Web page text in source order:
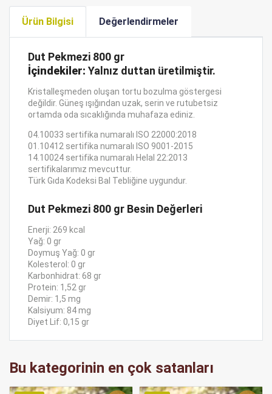
Ürün Bilgisi Değerlendirmeler
Dut Pekmezi 800 gr
İçindekiler: Yalnız duttan üretilmiştir.
Kristalleşmeden oluşan tortu bozulma göstergesi
değildir. Güneş ışığından uzak, serin ve rutubetsiz
ortamda oda sıcaklığında muhafaza ediniz.
04.10033 sertifika numaralı ISO 22000:2018
01.10412 sertifika numaralı ISO 9001-2015
14.10024 sertifika numaralı Helal 22:2013
sertifikalarımız mevcuttur.
Türk Gıda Kodeksi Bal Tebliğine uygundur.
Dut Pekmezi 800 gr Besin Değerleri
Enerji: 269 kcal
Yağ: 0 gr
Doymuş Yağ: 0 gr
Kolesterol: 0 gr
Karbonhidrat: 68 gr
Protein: 1,52 gr
Demir: 1,5 mg
Kalsiyum: 84 mg
Diyet Lif: 0,15 gr
Bu kategorinin en çok satanları